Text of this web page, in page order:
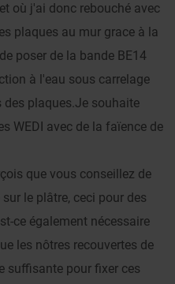
où j'ai donc rebouché avec
plaques au mur grace à la
poser de la bande BE14
à l'eau sous carrelage
plaques.Je souhaite
WEDI avec de la faïence de
que vous conseillez de
le plâtre, ceci pour des
ce également nécessaire
les nôtres recouvertes de
suffisante pour fixer ces